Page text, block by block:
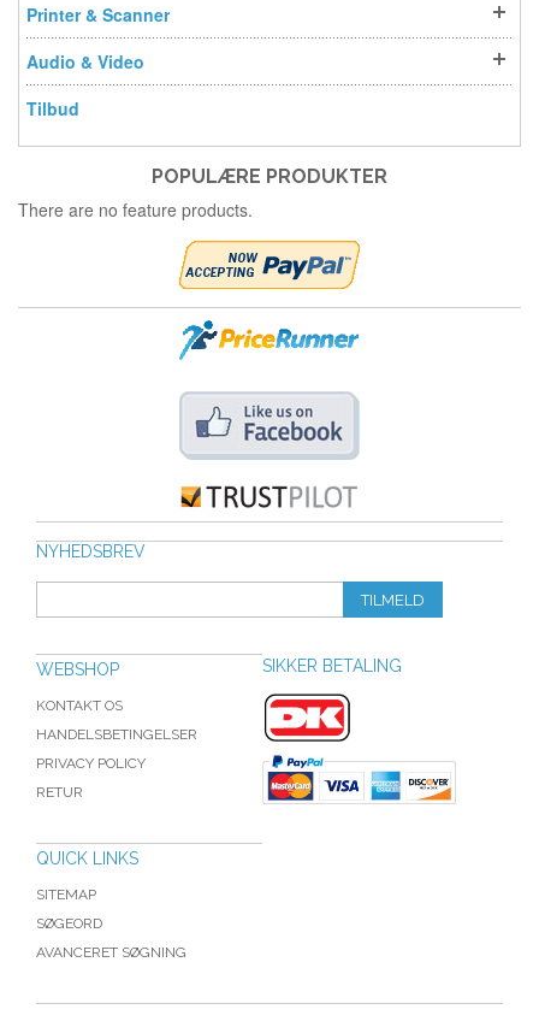
Printer & Scanner
Audio & Video
Tilbud
POPULÆRE PRODUKTER
There are no feature products.
NYHEDSBREV
TILMELD
WEBSHOP
KONTAKT OS
HANDELSBETINGELSER
PRIVACY POLICY
RETUR
QUICK LINKS
SITEMAP
SØGEORD
AVANCERET SØGNING
SIKKER BETALING